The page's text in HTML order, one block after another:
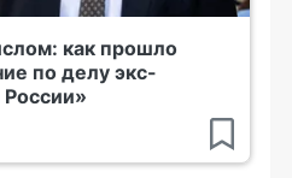
как прошло
по делу экс-